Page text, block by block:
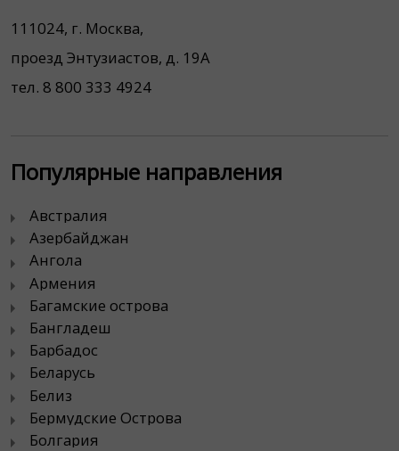
111024, г. Москва,
проезд Энтузиастов, д. 19А
тел. 8 800 333 4924
Популярные направления
Австралия
Азербайджан
Ангола
Армения
Багамские острова
Бангладеш
Барбадос
Беларусь
Белиз
Бермудские Острова
Болгария